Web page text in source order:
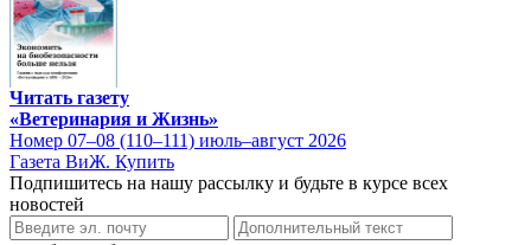
Читать газету
«Ветеринария и Жизнь»
Номер 07–08 (110–111) июль–август 2026
Газета ВиЖ. Купить
Подпишитесь на нашу рассылку и будьте в курсе всех
новостей